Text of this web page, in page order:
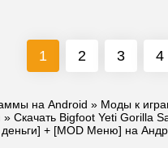
1 2 3 4
на Android » Моды к
» Скачать Bigfoot Yeti Gorilla
+ [MOD Меню] на